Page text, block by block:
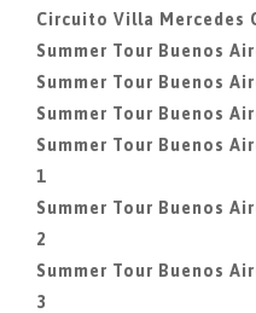
Circuito Villa Mercedes
Summer Tour Buenos
Summer Tour Buenos
Summer Tour Buenos
Summer Tour Buenos
1
Summer Tour Buenos
2
Summer Tour Buenos
3